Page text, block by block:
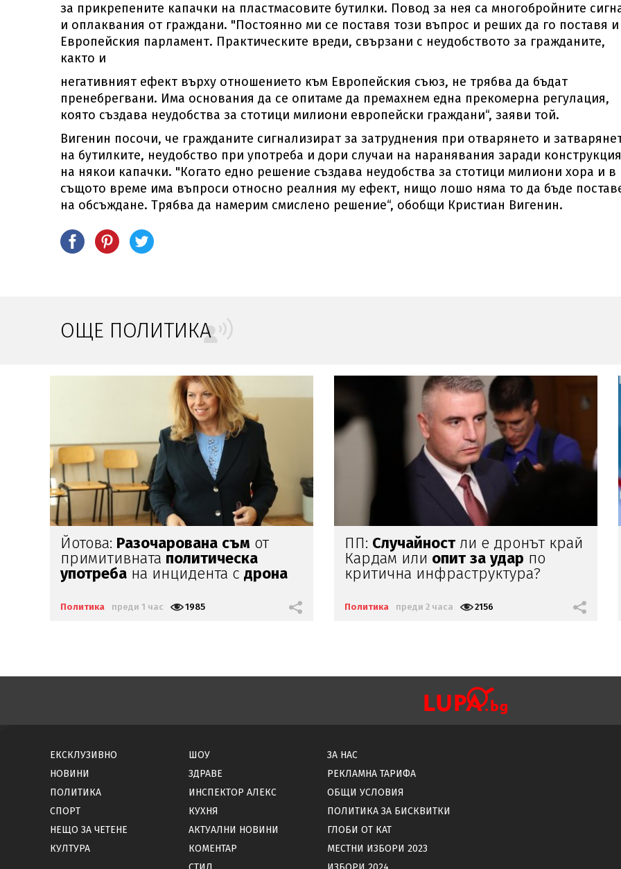
за прикрепените капачки на пластмасовите бутилки. Повод за нея са многобройните
и оплаквания от граждани. "Постоянно ми се поставя този въпрос и реших да го поставя
Европейския парламент. Практическите вреди, свързани с неудобството за гражданите,
както и
негативният ефект върху отношението към Европейския съюз, не трябва да бъдат
пренебрегвани. Има основания да се опитаме да премахнем една прекомерна регулация,
която създава неудобства за стотици милиони европейски граждани“, заяви той.
Вигенин посочи, че гражданите сигнализират за затруднения при отварянето и
на бутилките, неудобство при употреба и дори случаи на наранявания заради
на някои капачки. "Когато едно решение създава неудобства за стотици милиони хора и в
същото време има въпроси относно реалния му ефект, нищо лошо няма то да бъде
на обсъждане. Трябва да намерим смислено решение“, обобщи Кристиан Вигенин.
ОЩЕ ПОЛИТИКА
ПП:Случайностли е дронът край
Кардам илиопит за ударпо
критична инфраструктура?
Политика преди 2 часа 2156
Цветлин Йовчев:Имазаплахи, на
които ние неможем да
отговоримадекватно
Политика преди 2 часа 1915
ЕКСКЛУЗИВНО
НОВИНИ
ПОЛИТИКА
СПОРТ
НЕЩО ЗА ЧЕТЕНЕ
КУЛТУРА
ШОУ
ЗДРАВЕ
ИНСПЕКТОР АЛЕКС
КУХНЯ
АКТУАЛНИ НОВИНИ
КОМЕНТАР
ЗА НАС
РЕКЛАМНА ТАРИФА
ОБЩИ УСЛОВИЯ
ПОЛИТИКА ЗА БИСКВИТКИ
ГЛОБИ ОТ КАТ
МЕСТНИ ИЗБОРИ 2023